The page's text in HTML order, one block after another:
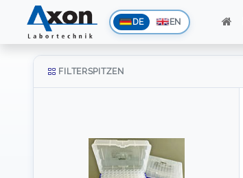
DE EN
FILTERSPITZEN